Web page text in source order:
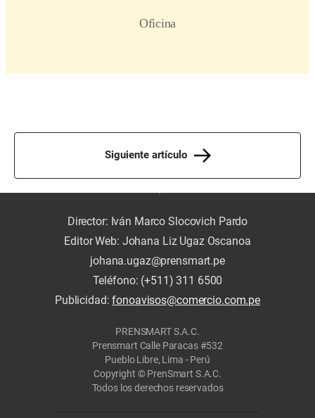
Siguiente artículo
Director: Iván Marco Slocovich Pardo
Editor Web: Johana Liz Ugaz Oscanoa
johana.ugaz@prensmart.pe
Teléfono: (+511) 311 6500
Publicidad:fonoavisos@comercio.com.pe
PRENSMART S.A.C.
Prensmart Calle Paracas #532
Pueblo Libre, Lima - Perú
Copyright © PrenSmart S.A.C.
Todos los derechos reservados